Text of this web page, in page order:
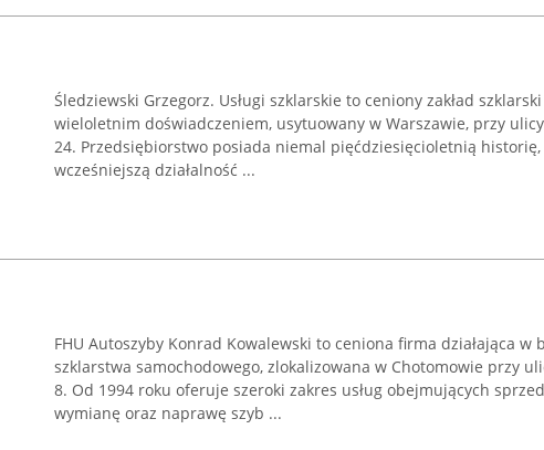
Śledziewski Grzegorz. Usługi szklarskie to ceniony zakład szklarski
wieloletnim doświadczeniem, usytuowany w Warszawie, przy
24. Przedsiębiorstwo posiada niemal pięćdziesięcioletnią
wcześniejszą działalność ...
FHU Autoszyby Konrad Kowalewski to ceniona firma działająca w
szklarstwa samochodowego, zlokalizowana w Chotomowie przy
8. Od 1994 roku oferuje szeroki zakres usług obejmujących
wymianę oraz naprawę szyb ...